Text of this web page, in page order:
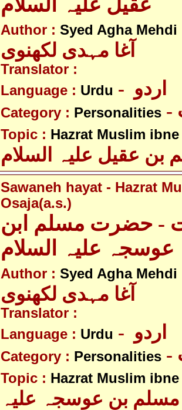
عقیل علیہ السلام
Author : Syed Agha
آغا مہدی لکھنوی
Translator :
Language : Urdu
Category : Personalities
Topic : Hazrat Muslim
عقیل علیہ السلام
Sawaneh hayat - Hazrat
Osaja(a.s.)
- حضرت مسلم ابن
عوسجہ علیہ السلام
Author : Syed Agha
آغا مہدی لکھنوی
Translator :
Language : Urdu
Category : Personalities
Topic : Hazrat Muslim
بن عوسجہ علیہ